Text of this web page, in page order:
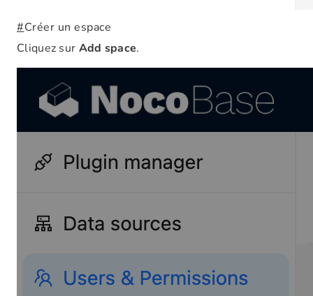
#Créer un espace
Cliquez sur Add space.